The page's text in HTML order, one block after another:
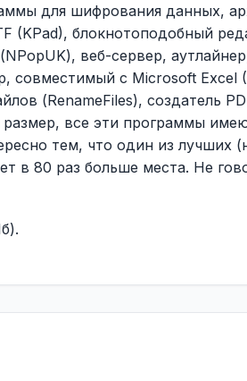
для шифрования данных,
(KPad), блокнотоподобный
веб-сервер,
совместимый с Microsoft Excel
(RenameFiles), создатель
все эти программы
тем, что один из лучших
в 80 раз больше места. Не